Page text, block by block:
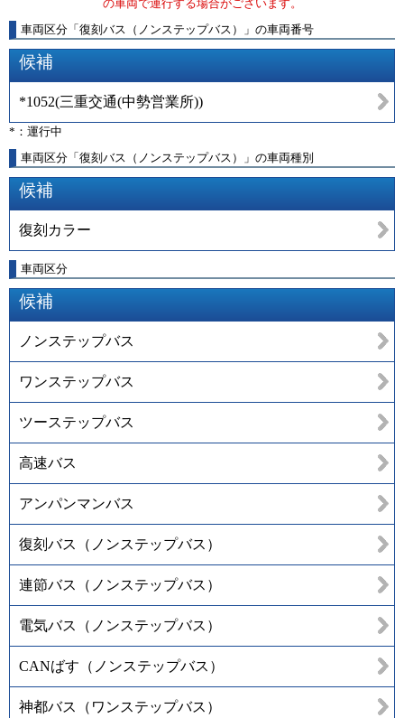
の車両で運行する場合がございます。
車両区分 「 復刻バス（ノンステップバス） 」 の車両番号
候補
*1052(三重交通(中勢営業所))
*：運行中
車両区分「復刻バス（ノンステップバス）」の車両種別
候補
復刻カラー
車両区分
候補
ノンステップバス
ワンステップバス
ツーステップバス
高速バス
アンパンマンバス
復刻バス（ノンステップバス）
連節バス（ノンステップバス）
電気バス（ノンステップバス）
CANばす（ノンステップバス）
神都バス（ワンステップバス）